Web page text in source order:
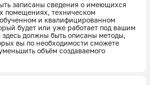
записаны сведения о имеющихся
помещениях, техническом
и квалифицированном
будет или уже работает под вашим
должны быть описаны методы,
вы по необходимости сможете
объём создаваемого